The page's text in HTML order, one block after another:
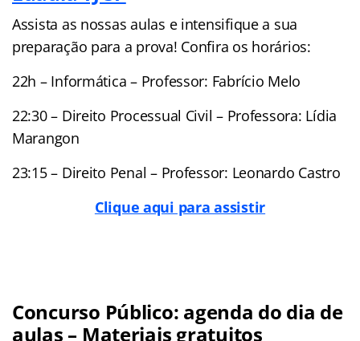
Assista as nossas aulas e intensifique a sua
preparação para a prova! Confira os horários:
22h – Informática – Professor: Fabrício Melo
22:30 – Direito Processual Civil – Professora: Lídia
Marangon
23:15 – Direito Penal – Professor: Leonardo Castro
Clique aqui para assistir
Concurso Público: agenda do dia de
aulas – Materiais gratuitos